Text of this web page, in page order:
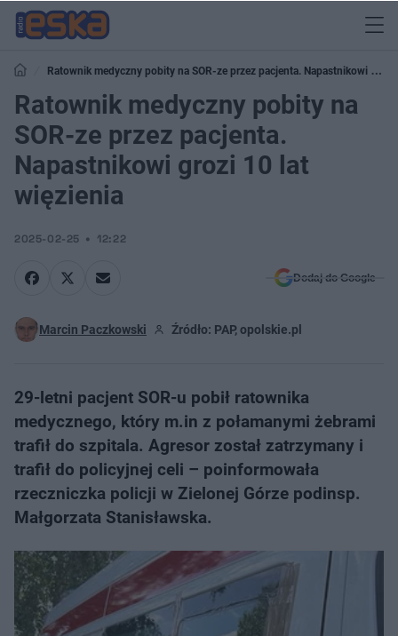
Ratownik medyczny pobity na SOR-ze przez pacjenta. Napastnikowi grozi
10 lat więzienia
Ratownik medyczny pobity na
SOR-ze przez pacjenta.
Napastnikowi grozi 10 lat
więzienia
2025-02-25 12:22
Dodaj do Google
Marcin Paczkowski Źródło: PAP, opolskie.pl
29-letni pacjent SOR-u pobił ratownika
medycznego, który m.in z połamanymi żebrami
trafił do szpitala. Agresor został zatrzymany i
trafił do policyjnej celi – poinformowała
rzeczniczka policji w Zielonej Górze podinsp.
Małgorzata Stanisławska.